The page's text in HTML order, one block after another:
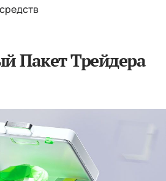
Пакет Трейдера